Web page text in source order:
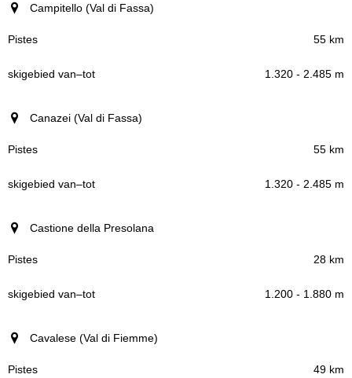
Campitello (Val di Fassa)
55 km
1.320 - 2.485 m
Canazei (Val di Fassa)
55 km
1.320 - 2.485 m
Castione della Presolana
28 km
1.200 - 1.880 m
Cavalese (Val di Fiemme)
49 km